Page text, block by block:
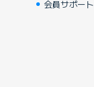
会員サポート